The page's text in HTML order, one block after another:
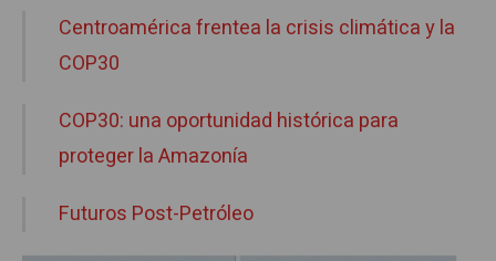
Centroamérica frentea la crisis climática y la
COP30
COP30: una oportunidad histórica para
proteger la Amazonía
Futuros Post-Petróleo